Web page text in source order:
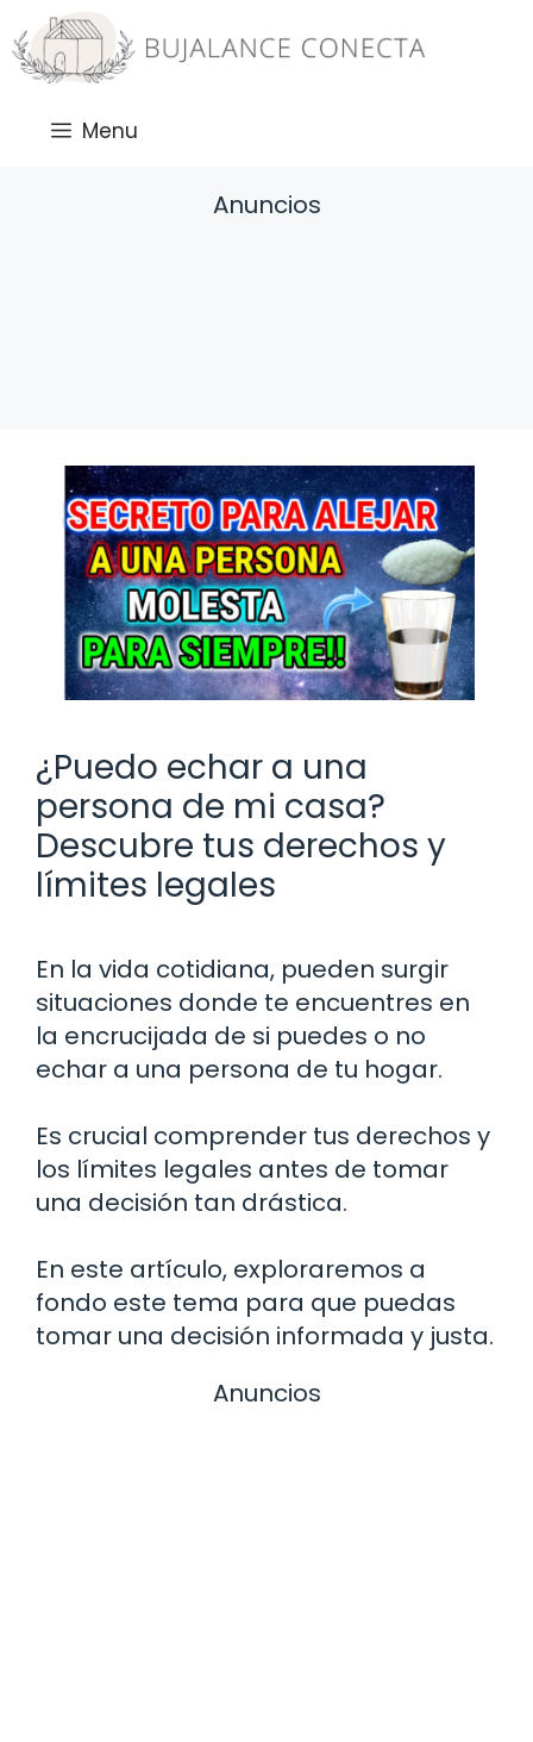
Saltar
al
contenido
Menu
Anuncios
¿Puedo echar a una
persona de mi casa?
Descubre tus derechos y
límites legales
En la vida cotidiana, pueden surgir
situaciones donde te encuentres en
la encrucijada de si puedes o no
echar a una persona de tu hogar.
Es crucial comprender tus derechos y
los límites legales antes de tomar
una decisión tan drástica.
En este artículo, exploraremos a
fondo este tema para que puedas
tomar una decisión informada y justa.
Anuncios